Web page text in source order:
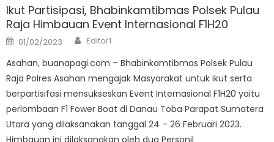
Ikut Partisipasi, Bhabinkamtibmas Polsek Pulau
Raja Himbauan Event Internasional F1H20
Posted
on
01/02/2023 Author
Editor1
Asahan, buanapagi.com – Bhabinkamtibmas Polsek Pulau
Raja Polres Asahan mengajak Masyarakat untuk ikut serta
berpartisifasi mensukseskan Event Internasional F1H20 yaitu
perlombaan F1 Fower Boat di Danau Toba Parapat Sumatera
Utara yang dilaksanakan tanggal 24 – 26 Februari 2023.